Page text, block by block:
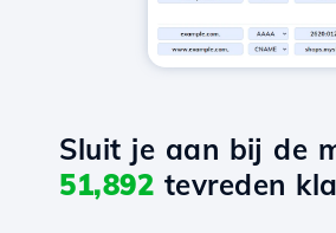
Sluit je aan bij de
51,892 tevreden